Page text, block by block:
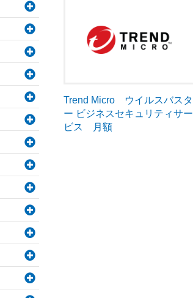
Trend Micro ウイルスバスタ
ー ビジネスセキュリティサー
ビス 月額